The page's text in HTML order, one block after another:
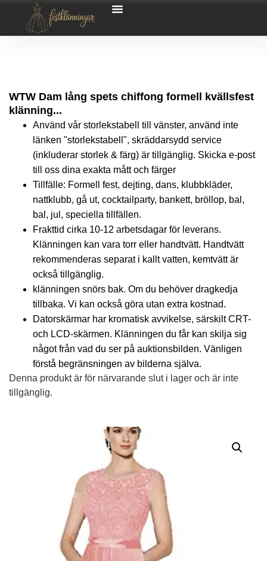
WTW Dam lång spets chiffong formell kvällsfest
klänning...
Använd vår storlekstabell till vänster, använd inte
länken "storlekstabell", skräddarsydd service
(inkluderar storlek & färg) är tillgänglig. Skicka e-post
till oss dina exakta mått och färger
Tillfälle: Formell fest, dejting, dans, klubbkläder,
nattklubb, gå ut, cocktailparty, bankett, bröllop, bal,
bal, jul, speciella tillfällen.
Frakttid cirka 10-12 arbetsdagar för leverans.
Klänningen kan vara torr eller handtvätt. Handtvätt
rekommenderas separat i kallt vatten, kemtvätt är
också tillgänglig.
klänningen snörs bak. Om du behöver dragkedja
tillbaka. Vi kan också göra utan extra kostnad.
Datorskärmar har kromatisk avvikelse, särskilt CRT-
och LCD-skärmen. Klänningen du får kan skilja sig
något från vad du ser på auktionsbilden. Vänligen
förstå begränsningen av bilderna själva.
Denna produkt är för närvarande slut i lager och är inte
tillgänglig.